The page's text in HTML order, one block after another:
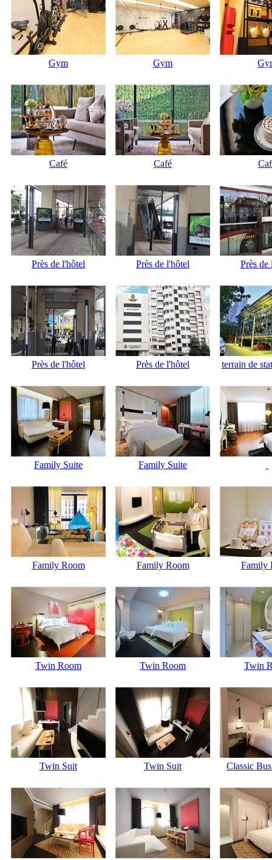
Gym Gym
Café Café
Près de l'hôtel Près de l'hôtel Près de
Près de l'hôtel Près de l'hôtel terrain de
Family Suite Family Suite
Family Room Family Room Family
Twin Room Twin Room Twin
Twin Suit Twin Suit Classic